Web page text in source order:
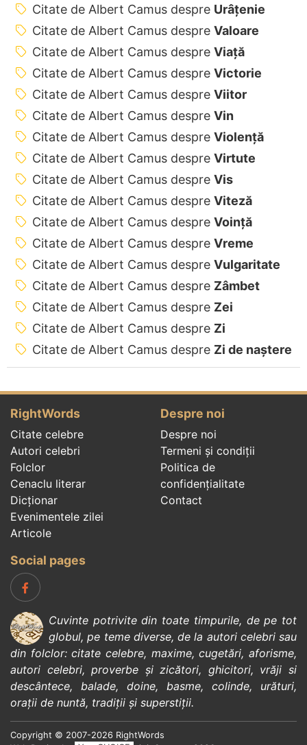
Citate de Albert Camus despre Urâțenie
Citate de Albert Camus despre Valoare
Citate de Albert Camus despre Viață
Citate de Albert Camus despre Victorie
Citate de Albert Camus despre Viitor
Citate de Albert Camus despre Vin
Citate de Albert Camus despre Violență
Citate de Albert Camus despre Virtute
Citate de Albert Camus despre Vis
Citate de Albert Camus despre Viteză
Citate de Albert Camus despre Voință
Citate de Albert Camus despre Vreme
Citate de Albert Camus despre Vulgaritate
Citate de Albert Camus despre Zâmbet
Citate de Albert Camus despre Zei
Citate de Albert Camus despre Zi
Citate de Albert Camus despre Zi de naștere
RightWords
Citate celebre
Autori celebri
Folclor
Cenaclu literar
Dicționar
Evenimentele zilei
Articole
Despre noi
Despre noi
Termeni și condiții
Politica de
confidenţialitate
Contact
Social pages
Cuvinte potrivite din toate timpurile, de pe tot
globul, pe teme diverse, de la autori celebrisau
din folclor:citate celebre, maxime,cugetări,aforisme,
autori celebri,proverbe și zicători, ghicitori, vrăji si
descântece, balade, doine, basme, colinde, urături,
orații de nuntă, tradiții și superstiții.
Copyright © 2007-2026 RightWords